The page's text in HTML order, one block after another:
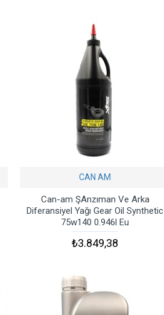
CAN AM
Can-am ŞAnzıman Ve Arka
Diferansiyel Yağı Gear Oil Synthetic
75w140 0.946l Eu
₺3.849,38